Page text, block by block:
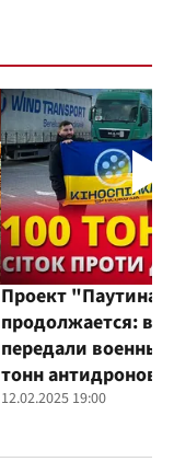
Проект "Паутина"
продолжается:
передали
тонн
12.02.2025 19:00